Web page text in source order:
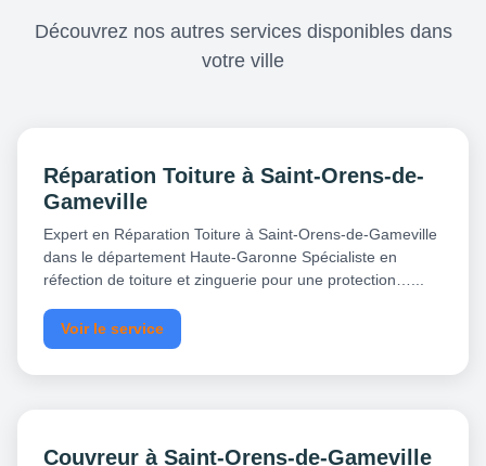
Découvrez nos autres services disponibles dans
votre ville
Réparation Toiture à Saint-Orens-de-
Gameville
Expert en Réparation Toiture à Saint-Orens-de-Gameville
dans le département Haute-Garonne Spécialiste en
réfection de toiture et zinguerie pour une protection…...
Voir le service
Couvreur à Saint-Orens-de-Gameville